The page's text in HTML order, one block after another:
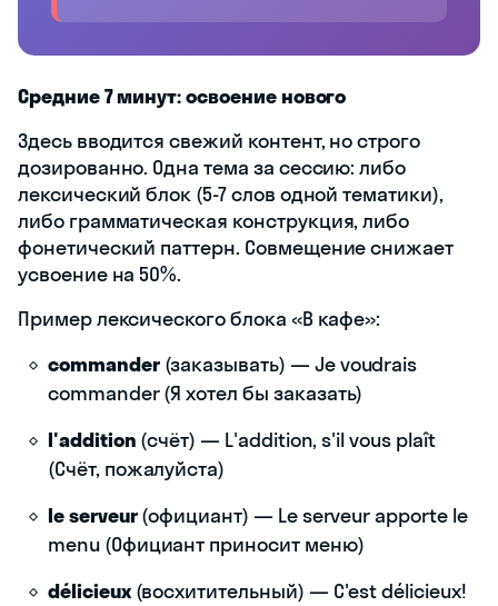
Средние 7 минут: освоение нового
Здесь вводится свежий контент, но строго
дозированно. Одна тема за сессию: либо
лексический блок (5-7 слов одной тематики),
либо грамматическая конструкция, либо
фонетический паттерн. Совмещение снижает
усвоение на 50%.
Пример лексического блока «В кафе»:
commander(заказывать) — Je voudrais
commander (Я хотел бы заказать)
l'addition (счёт) — L'addition, s'il vous plaît
(Счёт, пожалуйста)
le serveur(официант) — Le serveur apporte le
menu (Официант приносит меню)
délicieux(восхитительный) — C'est délicieux!